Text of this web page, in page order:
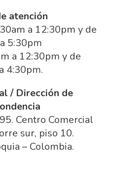
atención
a 12:30pm y de
5:30pm
a 12:30pm y de
4:30pm.
/ Dirección de
Centro Comercial
sur, piso 10.
– Colombia.